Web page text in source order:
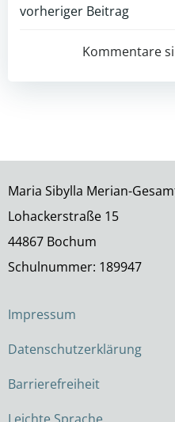
Post
navigation
vorheriger Beitrag
Kommentare
Maria Sibylla Merian-
Lohackerstraße 15
44867 Bochum
Schulnummer: 189947
Impressum
Datenschutzerklärung
Barrierefreiheit